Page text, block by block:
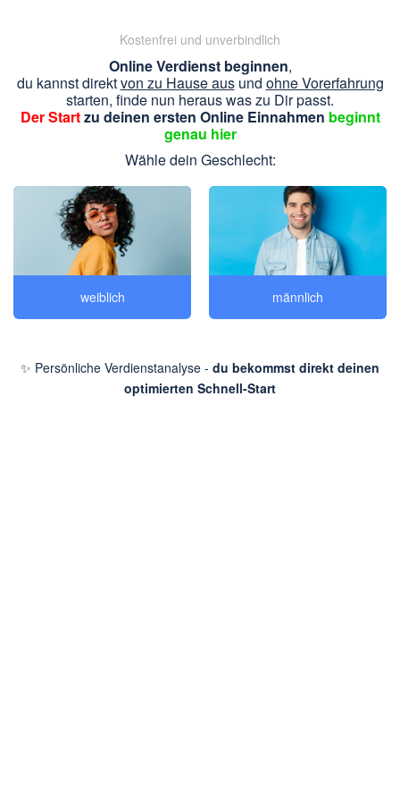
Kostenfrei und unverbindlich
Online Verdienst beginnen,
du kannst direktvon zu Hause ausund ohne Vorerfahrung
starten, finde nun heraus was zu Dir passt.
Der Startzu deinen ersten Online Einnahmen beginnt
genau hier
Wähle dein Geschlecht:
weiblich männlich
✨ Persönliche Verdienstanalyse - du bekommst direkt deinen
optimierten Schnell-Start